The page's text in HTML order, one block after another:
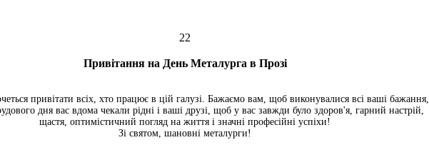
22
Привітання на День Металурга в Прозі
привітати всіх, хто працює в цій галузі. Бажаємо вам, щоб виконувалися всі ваші бажання,
дня вас вдома чекали рідні і ваші друзі, щоб у вас завжди було здоров'я, гарний настрій,
щастя, оптимістичний погляд на життя і значні професійні успіхи!
Зі святом, шановні металурги!